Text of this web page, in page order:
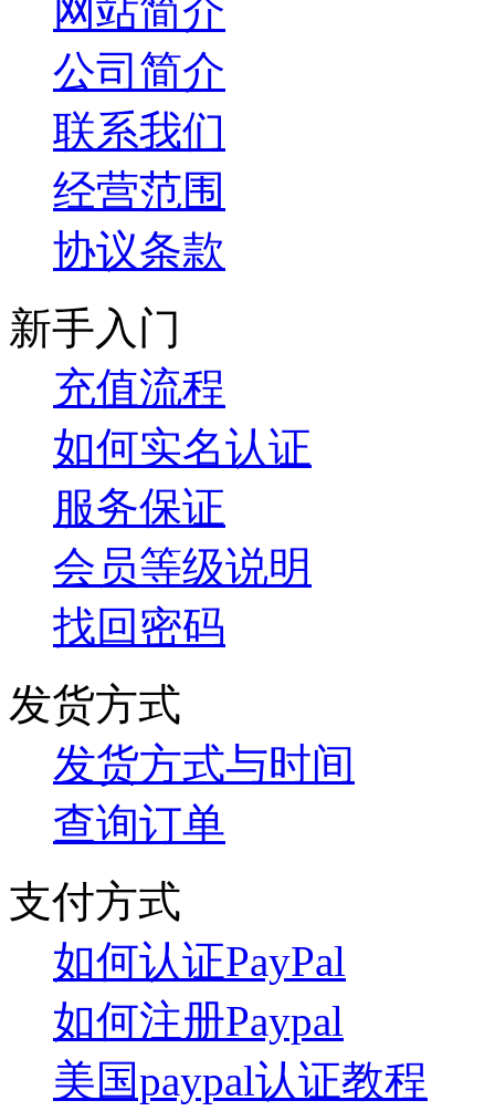
网站简介
公司简介
联系我们
经营范围
协议条款
新手入门
充值流程
如何实名认证
服务保证
会员等级说明
找回密码
发货方式
发货方式与时间
查询订单
支付方式
如何认证PayPal
如何注册Paypal
美国paypal认证教程